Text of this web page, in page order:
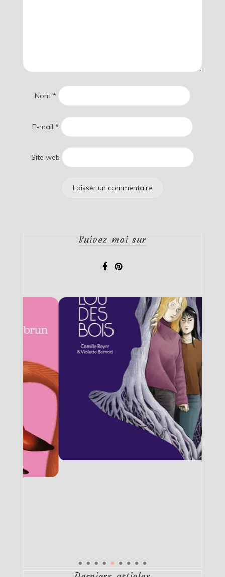
Nom *
E-mail *
Site web
Suivez-moi sur